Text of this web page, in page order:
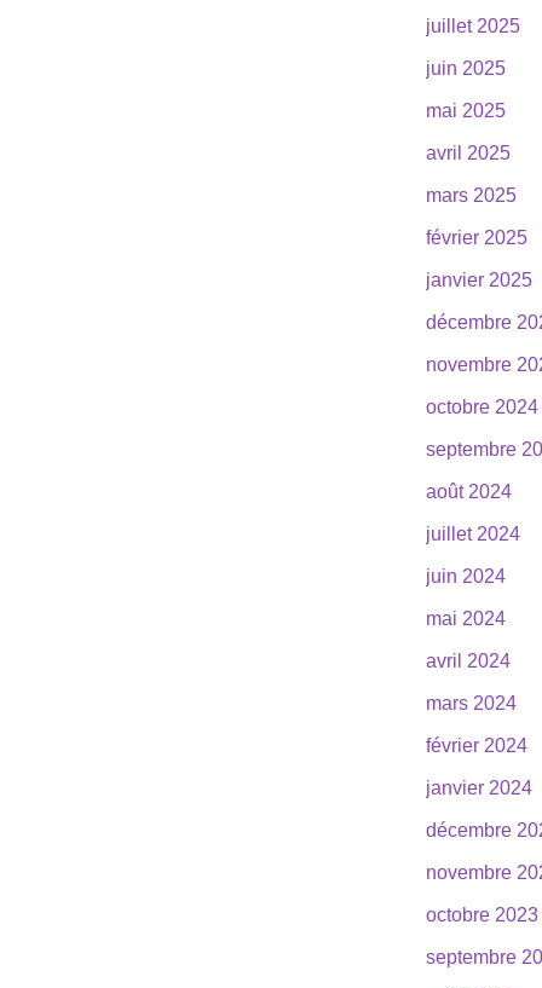
juillet 2025
juin 2025
mai 2025
avril 2025
mars 2025
février 2025
janvier 2025
décembre
novembre
octobre 2024
septembre
août 2024
juillet 2024
juin 2024
mai 2024
avril 2024
mars 2024
février 2024
janvier 2024
décembre
novembre
octobre 2023
septembre